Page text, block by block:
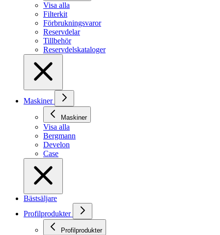
Visa alla
Filterkit
Förbrukningsvaror
Reservdelar
Tillbehör
Reservdelskataloger
Maskiner
Maskiner
Visa alla
Bergmann
Develon
Case
Bästsäljare
Profilprodukter
Profilprodukter